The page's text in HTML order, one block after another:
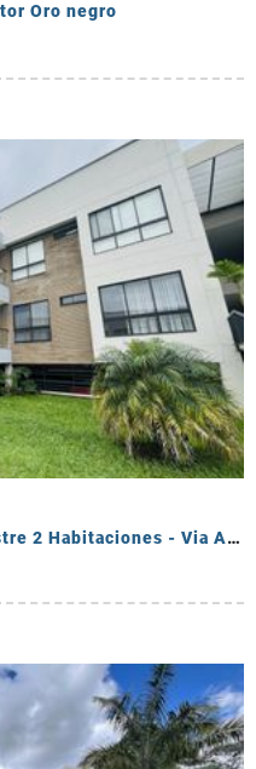
Oro negro
Se Vende Apartamento Campestre 2 Habitaciones - Via Al Caimo